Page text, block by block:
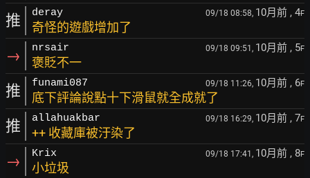
推 deray 09/18 08:58, 10月前 , 4F
奇怪的遊戲增加了
→ nrsair 09/18 09:51, 10月前 , 5F
褒貶不一
推 funami087 09/18 11:26, 10月前 , 6F
底下評論說點十下滑鼠就全成就了
推 allahuakbar 09/18 16:29, 10月前 , 7F
++ 收藏庫被汙染了
→ Krix 09/18 17:41, 10月前 , 8F
小垃圾